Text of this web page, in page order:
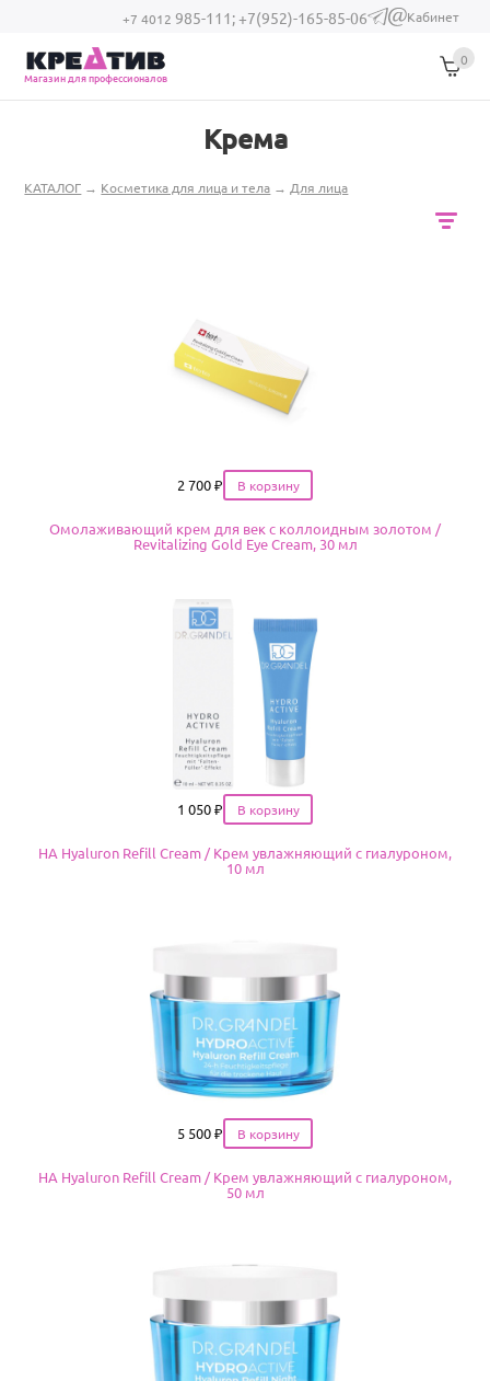
Перейти к основному содержанию
+7 4012 985-111;+7(952)-165-85-06
(link sends e-
Кабинет
Магазин для профессионалов
0
Крема
Вы здесь
КАТАЛОГ → Косметика для лица и тела →Для лица
Цена
2 700 ₽
Омолаживающий крем для век с коллоидным золотом /
Revitalizing Gold Eye Cream, 30 мл
Цена
1 050 ₽
HA Hyaluron Refill Cream / Крем увлажняющий с гиалуроном,
10 мл
Цена
5 500 ₽
HA Hyaluron Refill Cream / Крем увлажняющий с гиалуроном,
50 мл